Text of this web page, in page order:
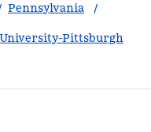
Pennsylvania
/
Pittsburgh